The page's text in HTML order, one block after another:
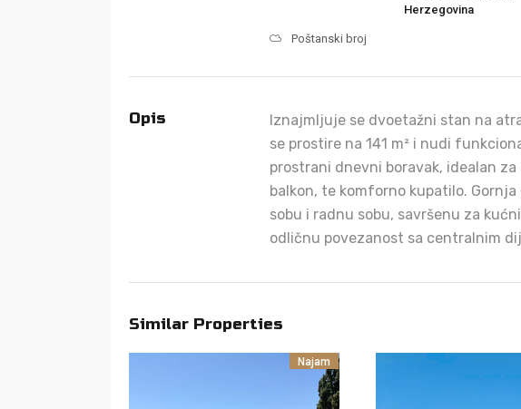
Herzegovina
Poštanski broj
Opis
Iznajmljuje se dvoetažni stan na
se prostire na 141 m² i nudi
prostrani dnevni boravak, idealan
balkon, te komforno kupatilo.
sobu i radnu sobu, savršenu za
odličnu povezanost sa centralnim
Similar Properties
Najam